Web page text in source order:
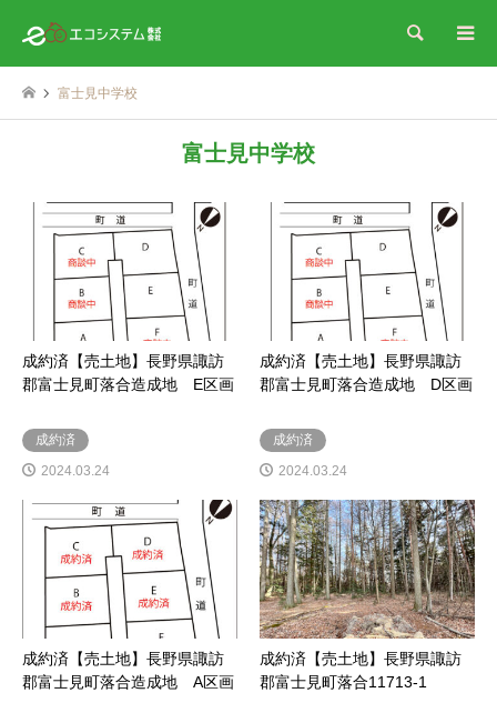
検索
富士見中学校
富士見中学校
成約済【売土地】長野県諏訪
郡富士見町落合造成地 E区画
成約済
2024.03.24
成約済【売土地】長野県諏訪
郡富士見町落合造成地 D区画
成約済
2024.03.24
成約済【売土地】長野県諏訪
郡富士見町落合造成地 A区画
成約済【売土地】長野県諏訪
郡富士見町落合11713-1